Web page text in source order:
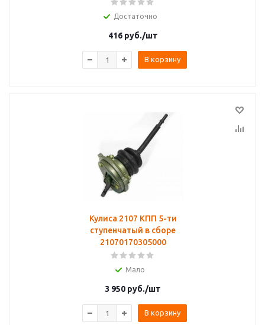
Достаточно
416руб./шт
В корзину
Кулиса 2107 КПП 5-ти
ступенчатый в сборе
21070170305000
Мало
3 950 руб./шт
В корзину